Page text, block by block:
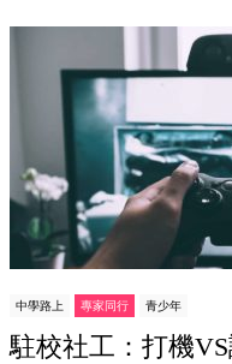
中學路上 專家同行 青少年
駐校社工：打機